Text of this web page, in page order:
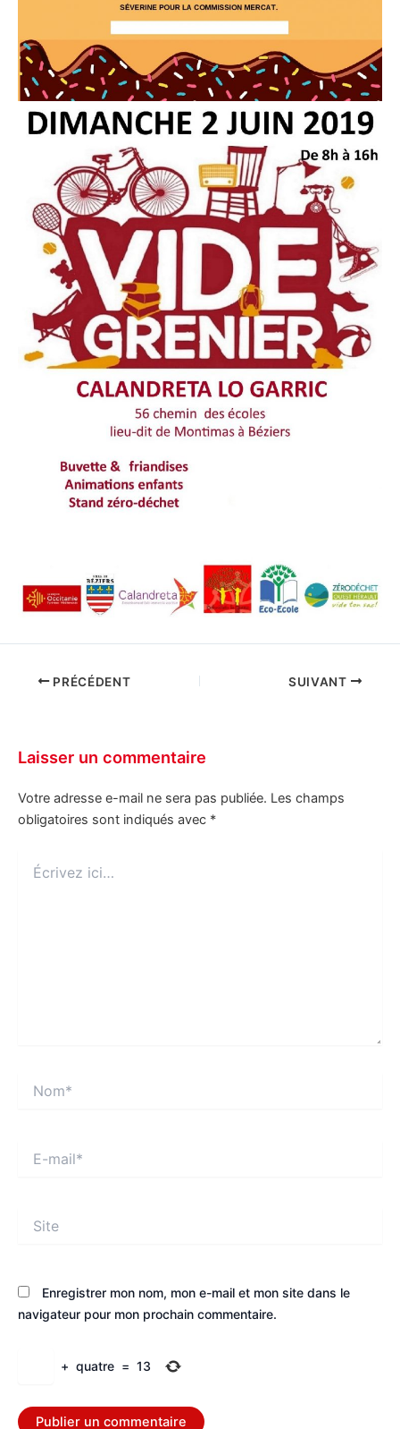
PRÉCÉDENT SUIVANT
Laisser un commentaire
Votre adresse e-mail ne sera pas publiée. Les champs
obligatoires sont indiqués avec *
ici…
mail*
Enregistrer mon nom, mon e-mail et mon site dans le
navigateur pour mon prochain commentaire.
+ quatre = 13